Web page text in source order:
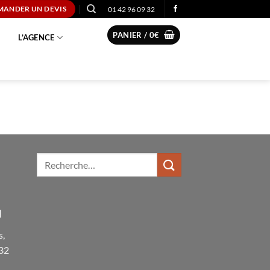
UN DEVIS 01 42 96 09 32
L’AGENCE PANIER / 0€